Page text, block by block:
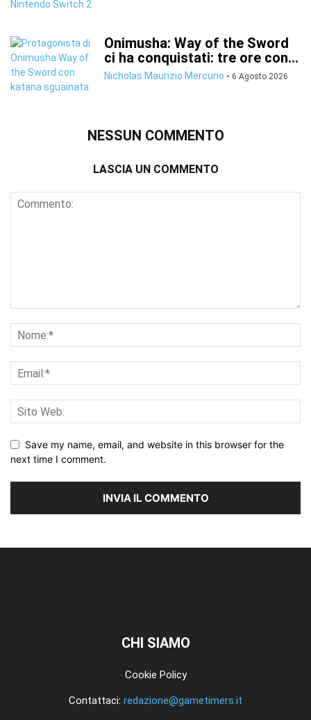
Onimusha: Way of the Sword
ci ha conquistati: tre ore con...
Nicholas Maurizio Mercurio - 6 Agosto 2026
NESSUN COMMENTO
LASCIA UN COMMENTO
Save my name, email, and website in this browser for the
next time I comment.
CHI SIAMO
Cookie Policy
Contattaci: redazione@gametimers.it